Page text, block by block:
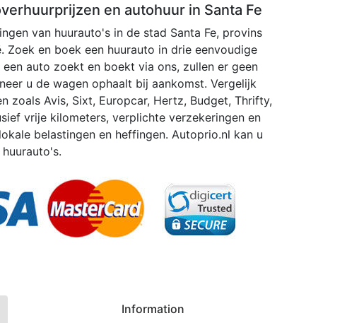
en autohuur in Santa Fe
van huurauto's in de stad Santa Fe, provins
Zoek en boek een huurauto in drie eenvoudige
een auto zoekt en boekt via ons, zullen er geen
u de wagen ophaalt bij aankomst. Vergelijk
zoals Avis, Sixt, Europcar, Hertz, Budget, Thrifty,
vrije kilometers, verplichte verzekeringen en
belastingen en heffingen. Autoprio.nl kan u
Information